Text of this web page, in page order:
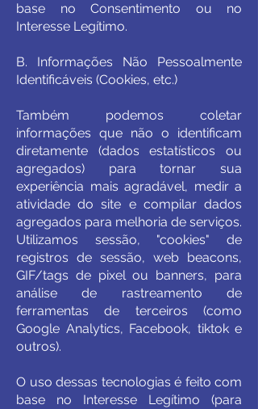
base no Consentimento ou no
Interesse Legítimo.
B. Informações Não Pessoalmente
Identificáveis (Cookies, etc.)
Também podemos coletar
informações que não o identificam
diretamente (dados estatísticos ou
agregados) para tornar sua
experiência mais agradável, medir a
atividade do site e compilar dados
agregados para melhoria de serviços.
Utilizamos sessão, "cookies" de
registros de sessão, web beacons,
GIF/tags de pixel ou banners, para
análise de rastreamento de
ferramentas de terceiros (como
Google Analytics, Facebook, tiktok e
outros).
O uso dessas tecnologias é feito com
base no Interesse Legítimo (para